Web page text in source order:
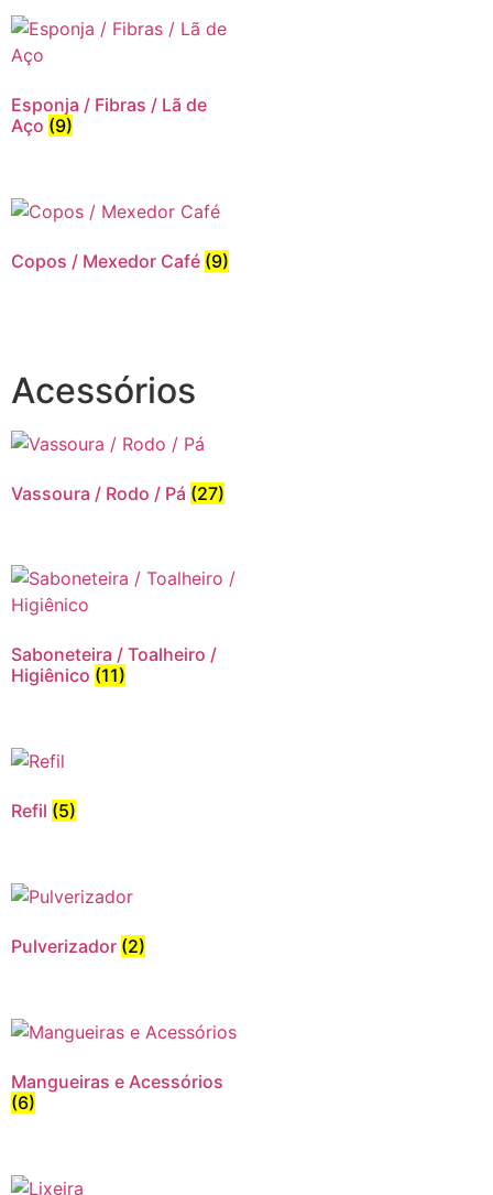
Esponja / Fibras / Lã de
Aço (9)
Copos / Mexedor Café (9)
Acessórios
Vassoura / Rodo / Pá (27)
Saboneteira / Toalheiro /
Higiênico (11)
Refil (5)
Pulverizador (2)
Mangueiras e Acessórios
(6)